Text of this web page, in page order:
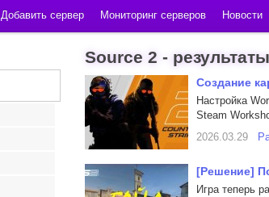
Добавить сервер Мониторинг серверов Новости
Source 2 -
Создание
Настройка
Steam
2026.03.29
[Решение]
Игра теперь